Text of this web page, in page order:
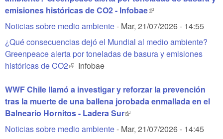
emisiones históricas de CO2 - Infobae(link is external)
Noticias sobre medio ambiente- Mar, 21/07/2026 - 14:55
¿Qué consecuencias dejó el Mundial al medio ambiente?
Greenpeace alerta por toneladas de basura y emisiones
históricas de CO2(link is external)
Infobae
WWF Chile llamó a investigar y reforzar la prevención
tras la muerte de una ballena jorobada enmallada en el
Balneario Hornitos - Ladera Sur(link is external)
Noticias sobre medio ambiente- Mar, 21/07/2026 - 14:45